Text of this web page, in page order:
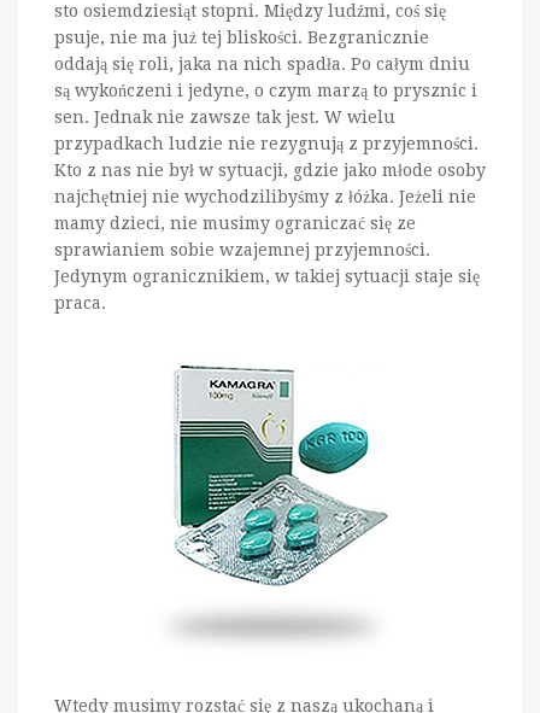
sto osiemdziesiąt stopni. Między ludźmi, coś się
psuje, nie ma już tej bliskości. Bezgranicznie
oddają się roli, jaka na nich spadła. Po całym dniu
są wykończeni i jedyne, o czym marzą to prysznic i
sen. Jednak nie zawsze tak jest. W wielu
przypadkach ludzie nie rezygnują z przyjemności.
Kto z nas nie był w sytuacji, gdzie jako młode osoby
najchętniej nie wychodzilibyśmy z łóżka. Jeżeli nie
mamy dzieci, nie musimy ograniczać się ze
sprawianiem sobie wzajemnej przyjemności.
Jedynym ogranicznikiem, w takiej sytuacji staje się
praca.
Wtedy musimy rozstać się z naszą ukochaną i